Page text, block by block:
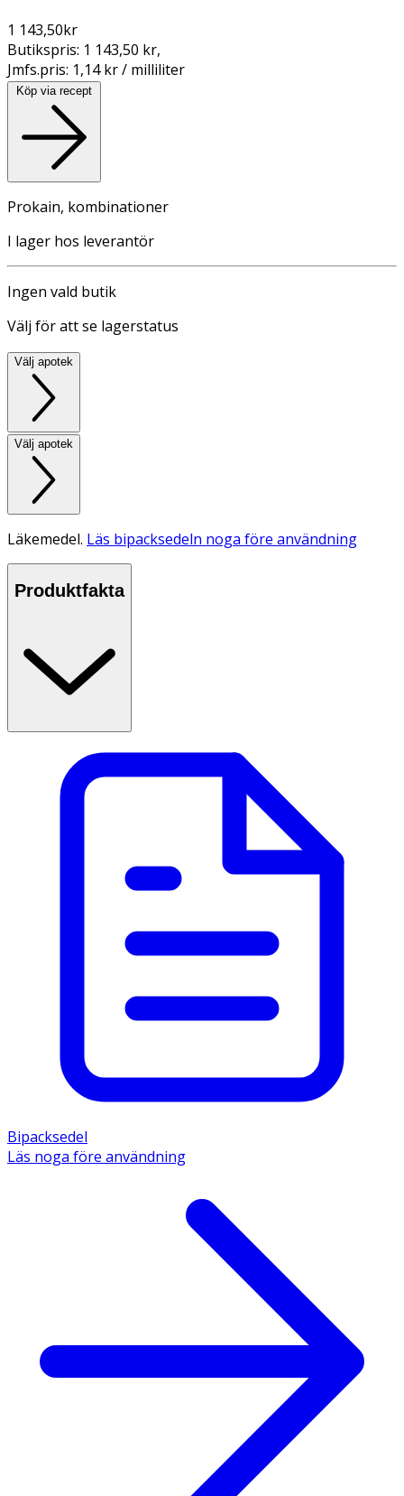
1 143,50kr
Butikspris: 1 143,50 kr,
Jmfs.pris: 1,14 kr / milliliter
Köp via recept
Prokain, kombinationer
I lager hos leverantör
Ingen vald butik
Välj för att se lagerstatus
Välj apotek
Välj apotek
Läkemedel. Läs bipacksedeln noga före användning
Produktfakta
Bipacksedel
Läs noga före användning